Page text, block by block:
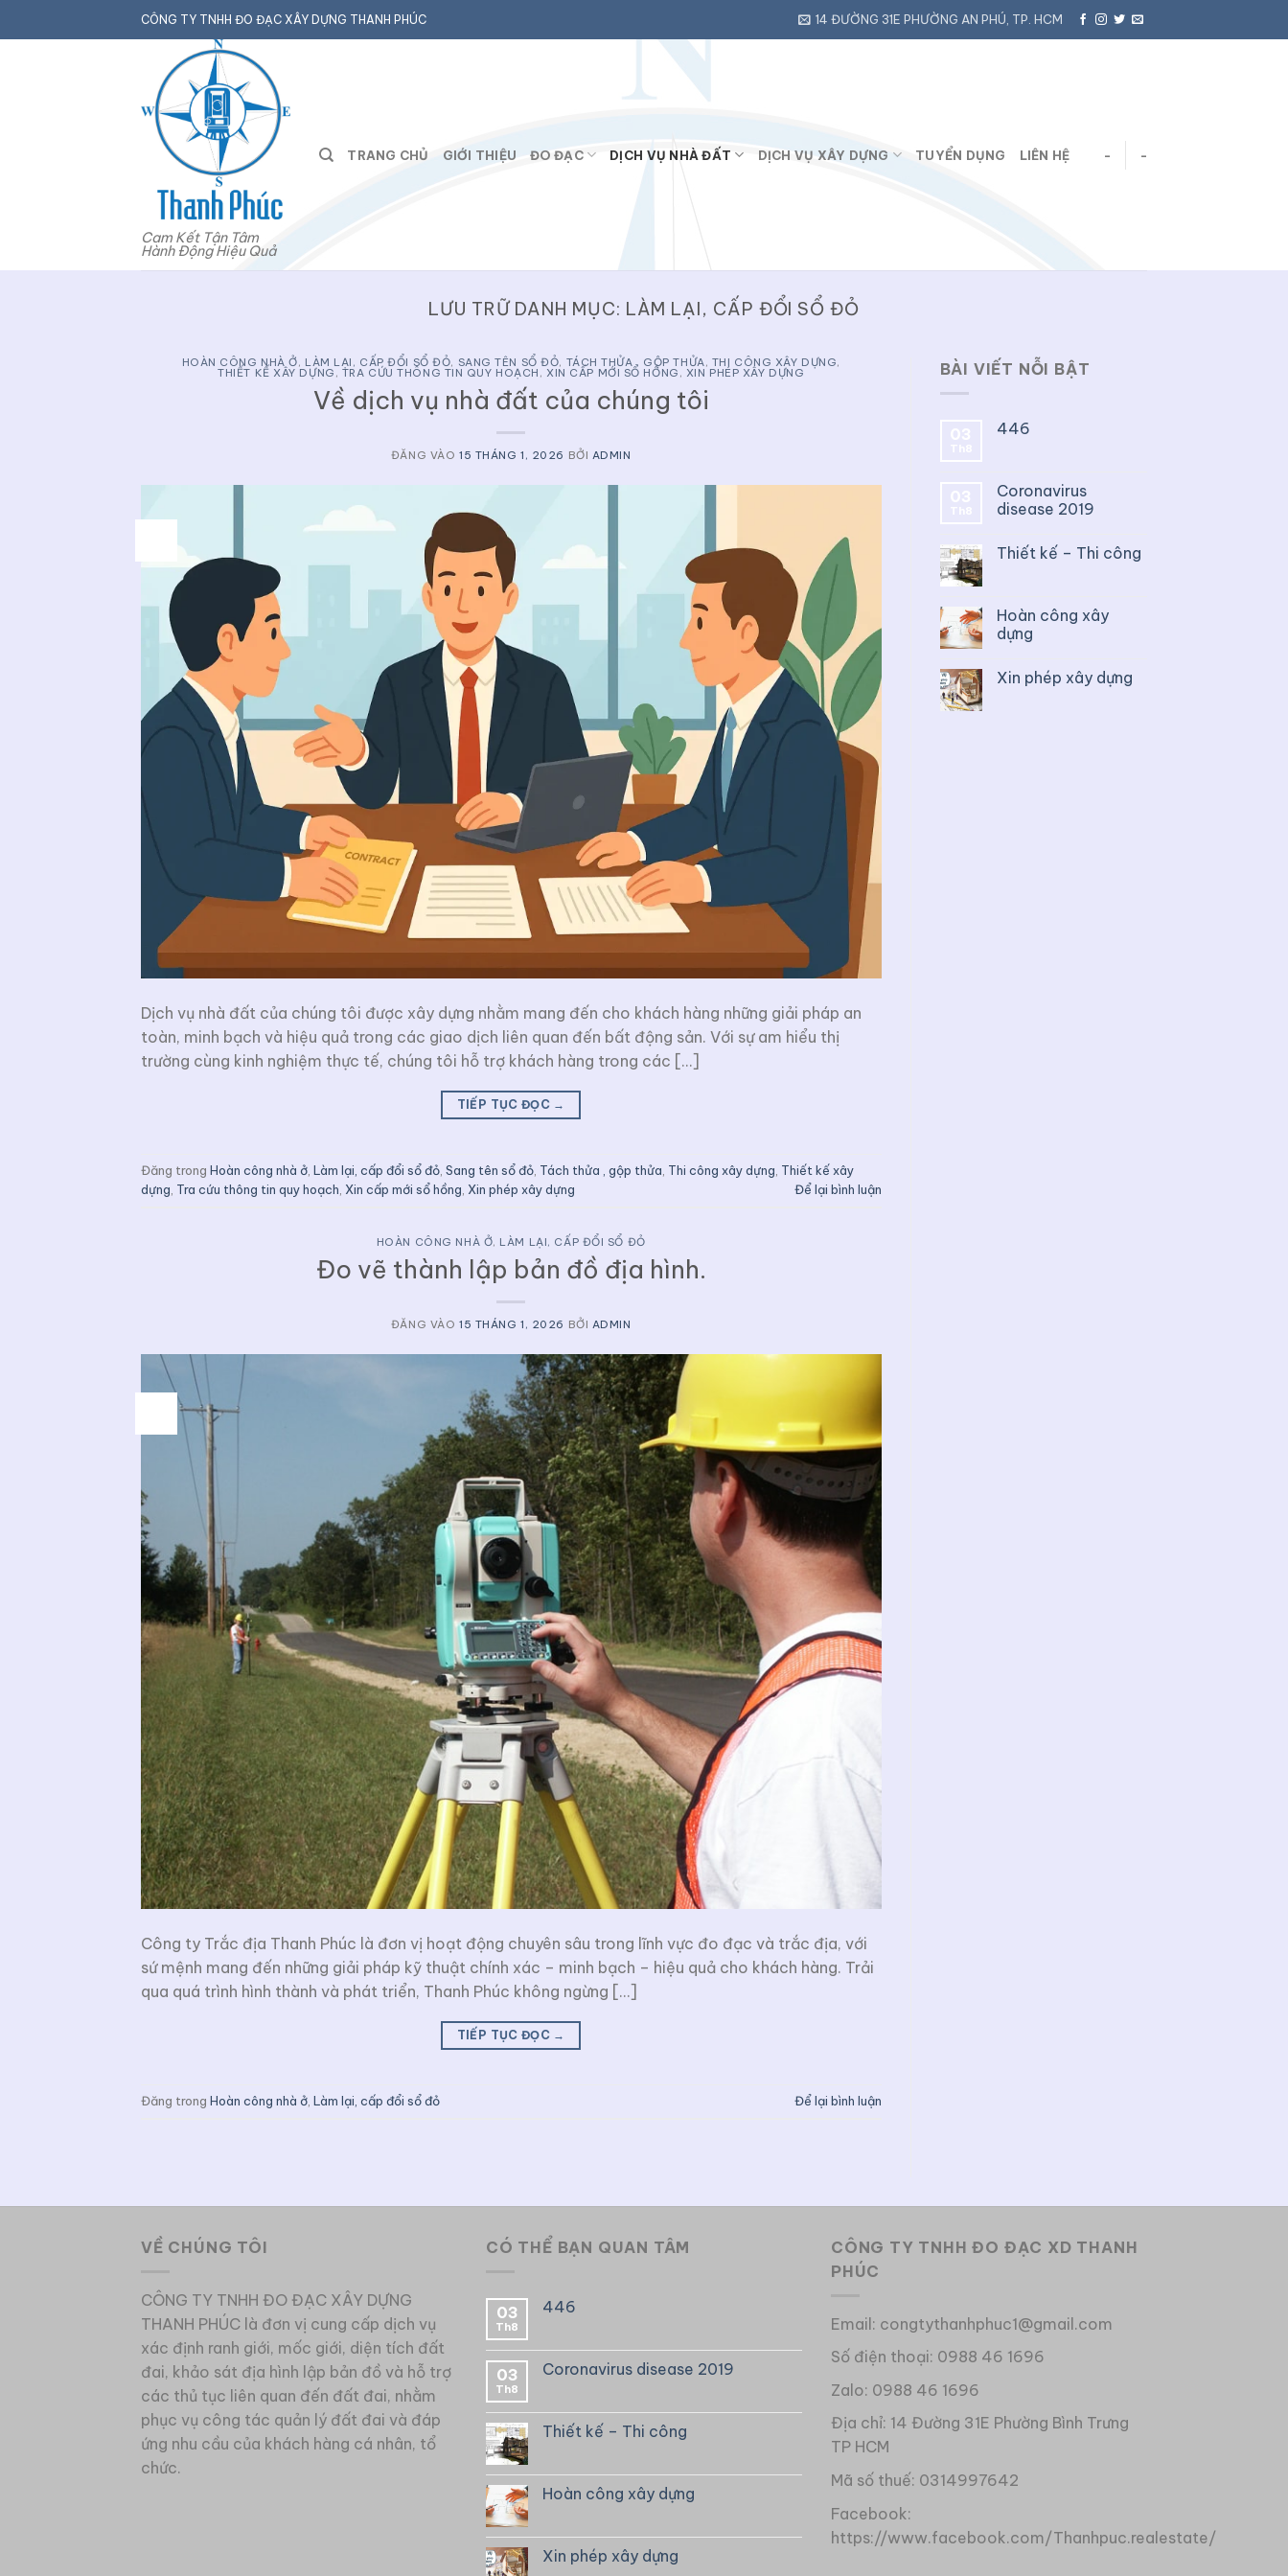
qua
CÔNG TY TNHH ĐO ĐẠC XÂY DỰNG THANH PHÚC 14 ĐƯỜNG 31E PHƯỜNG AN PHÚ, TP. HCM
Cam Kết Tận Tâm
Hành Động Hiệu Quả
TRANG CHỦ GIỚI THIỆU ĐO ĐẠC DỊCH VỤ NHÀ ĐẤT DỊCH VỤ XÂY DỰNG TUYỂN DỤNG LIÊN HỆ - -
LƯU TRỮ DANH MỤC: LÀM LẠI, CẤP ĐỔI SỔ ĐỎ
HOÀN CÔNG NHÀ Ở, LÀM LẠI, CẤP ĐỔI SỔ ĐỎ, SANG TÊN SỔ ĐỎ, TÁCH THỬA , GỘP THỬA, THI CÔNG XÂY DỰNG,
THIẾT KẾ XÂY DỰNG , TRA CỨU THÔNG TIN QUY HOẠCH , XIN CẤP MỚI SỔ HỒNG , XIN PHÉP XÂY DỰNG
Về dịch vụ nhà đất của chúng tôi
ĐĂNG VÀO 15 THÁNG 1, 2026 BỞI ADMIN
Dịch vụ nhà đất của chúng tôi được xây dựng nhằm mang đến cho khách hàng những giải pháp an
toàn, minh bạch và hiệu quả trong các giao dịch liên quan đến bất động sản. Với sự am hiểu thị
trường cùng kinh nghiệm thực tế, chúng tôi hỗ trợ khách hàng trong các […]
TIẾP TỤC ĐỌC →
Đăng trong Hoàn công nhà ở, Làm lại, cấp đổi sổ đỏ, Sang tên sổ đỏ, Tách thửa , gộp thửa, Thi công xây dựng, Thiết kế xây
dựng, Tra cứu thông tin quy hoạch, Xin cấp mới sổ hồng, Xin phép xây dựng Để lại bình luận
HOÀN CÔNG NHÀ Ở, LÀM LẠI, CẤP ĐỔI SỔ ĐỎ
Đo vẽ thành lập bản đồ địa hình.
ĐĂNG VÀO 15 THÁNG 1, 2026 BỞI ADMIN
Công ty Trắc địa Thanh Phúc là đơn vị hoạt động chuyên sâu trong lĩnh vực đo đạc và trắc địa, với
sứ mệnh mang đến những giải pháp kỹ thuật chính xác – minh bạch – hiệu quả cho khách hàng. Trải
qua quá trình hình thành và phát triển, Thanh Phúc không ngừng […]
TIẾP TỤC ĐỌC →
Đăng trong Hoàn công nhà ở, Làm lại, cấp đổi sổ đỏ Để lại bình luận
BÀI VIẾT NỖI BẬT
446
Coronavirus
disease 2019
Thiết kế – Thi công
Hoàn công xây
dựng
Xin phép xây dựng
VỀ CHÚNG TÔI
CÔNG TY TNHH ĐO ĐẠC XÂY DỰNG
THANH PHÚC là đơn vị cung cấp dịch vụ
xác định ranh giới, mốc giới, diện tích đất
đai, khảo sát địa hình lập bản đồ và hỗ trợ
các thủ tục liên quan đến đất đai, nhằm
phục vụ công tác quản lý đất đai và đáp
ứng nhu cầu của khách hàng cá nhân, tổ
chức.
CÓ THỂ BẠN QUAN TÂM
03
Th8
446
03
Th8
Coronavirus disease 2019
Thiết kế – Thi công
Hoàn công xây dựng
Xin phép xây dựng
CÔNG TY TNHH ĐO ĐẠC XD THANH
PHÚC
Email: congtythanhphuc1@gmail.com
Số điện thoại: 0988 46 1696
Zalo: 0988 46 1696
Địa chỉ: 14 Đường 31E Phường Bình Trưng
TP HCM
Mã số thuế: 0314997642
Facebook:
https://www.facebook.com/Thanhpuc.realestate/